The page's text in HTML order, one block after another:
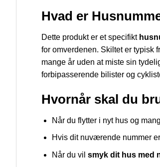
Hvad er
Dette produkt er et specifikt
for omverdenen. Skiltet er typisk
mange år uden at miste sin
forbipasserende bilister og
Hvornår skal du
Når du flytter i nyt hus og
Hvis dit nuværende nummer
Når du vil smyk dit hus med